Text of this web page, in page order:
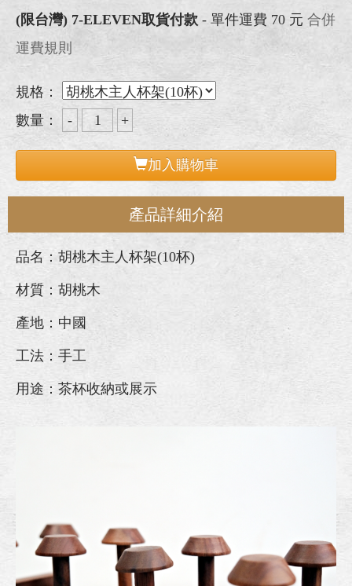
(限台灣) 7-ELEVEN取貨付款 - 單件運費 70 元 合併
運費規則
規格：
數量：
加入購物車
產品詳細介紹
品名：胡桃木主人杯架(10杯)
材質：胡桃木
產地：中國
工法：手工
用途：茶杯收納或展示